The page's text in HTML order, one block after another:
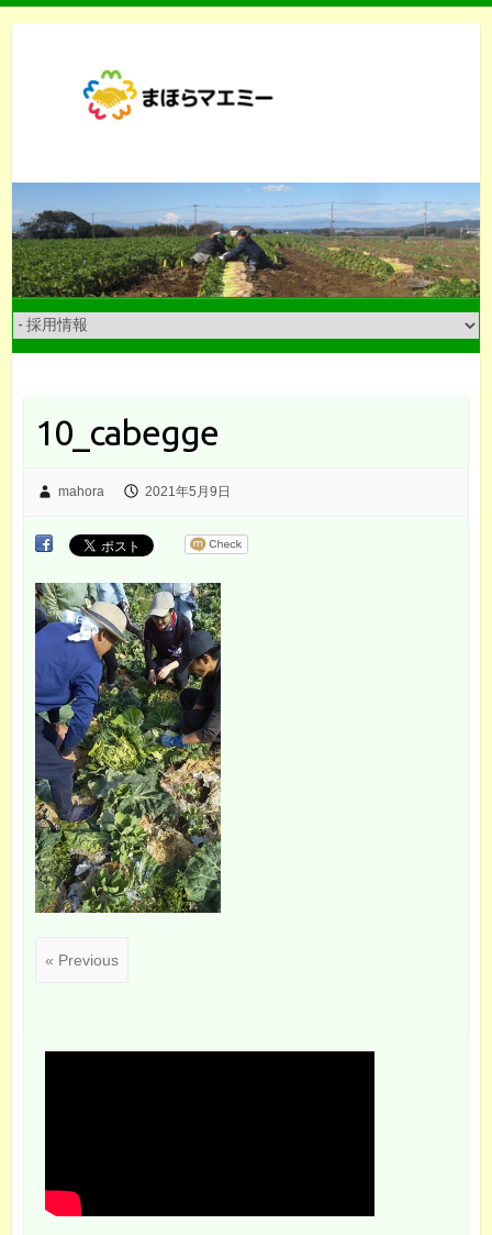
10_cabegge
mahora 2021年5月9日
« Previous